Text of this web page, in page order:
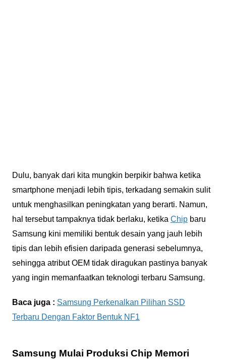
Dulu, banyak dari kita mungkin berpikir bahwa ketika
smartphone menjadi lebih tipis, terkadang semakin sulit
untuk menghasilkan peningkatan yang berarti. Namun,
hal tersebut tampaknya tidak berlaku, ketika Chipbaru
Samsung kini memiliki bentuk desain yang jauh lebih
tipis dan lebih efisien daripada generasi sebelumnya,
sehingga atribut OEM tidak diragukan pastinya banyak
yang ingin memanfaatkan teknologi terbaru Samsung.
Baca juga : Samsung Perkenalkan Pilihan SSD
Terbaru Dengan Faktor Bentuk NF1
Samsung Mulai Produksi Chip Memori